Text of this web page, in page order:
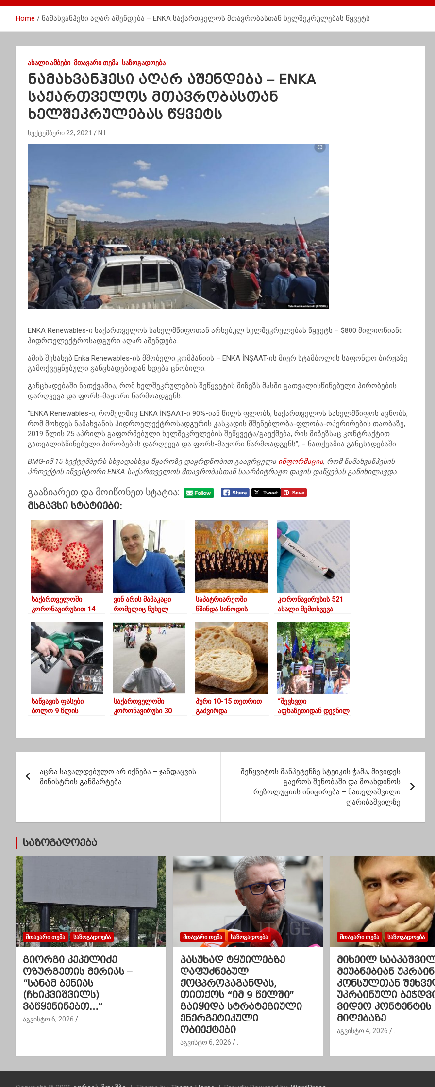
Home ნამახვანჰესი აღარ აშენდება – ENKA საქართველოს მთავრობასთან ხელშეკრულებას წყვეტს
ᲐᲮᲐᲚᲘ ᲐᲛᲑᲔᲑᲘ ᲛᲗᲐᲕᲐᲠᲘ ᲗᲔᲛᲐ ᲡᲐᲖᲝᲒᲐᲓᲝᲔᲑᲐ
ნამახვანჰესი აღარ აშენდება – ENKA
საქართველოს მთავრობასთან
ხელშეკრულებას წყვეტს
სექტემბერი 22, 2021 N.I
ENKA Renewables-ი საქართველოს სახელმწიფოთან არსებულ ხელშეკრულებას წყვეტს – $800 მილიონიანი
ჰიდროელექტროსადგური აღარ აშენდება.
ამის შესახებ Enka Renewables-ის მშობელი კომპანიის – ENKA İNŞAAT-ის მიერ სტამბოლის საფონდო ბირჟაზე
გამოქვეყნებული განცხადებიდან ხდება ცნობილი.
განცხადებაში ნათქვამია, რომ ხელშეკრულების შეწყვეტის მიზეზს მასში გათვალისწინებული პირობების
დარღვევა და ფორს-მაჟორი წარმოადგენს.
“ENKA Renewables-ი, რომელშიც ENKA İNŞAAT-ი 90%-იან წილს ფლობს, საქართველოს სახელმწიფოს აცნობს,
რომ მოხდეს ნამახვანის ჰიდროელექტროსადგურის კასკადის მშენებლობა-ფლობა-ოპერირების თაობაზე,
2019 წლის 25 აპრილს გაფორმებული ხელშეკრულების შეწყვეტა/გაუქმება, რის მიზეზსაც კონტრაქტით
გათვალისწინებული პირობების დარღვევა და ფორს-მაჟორი წარმოადგენს”, – ნათქვამია განცხადებაში.
BMG-იმ 15 სექტემბერს სხვადასხვა წყაროზე დაყრდნობით გაავრცელა ინფორმაცია, რომ ნამახვანჰესის
პროექტის ინვესტორი ENKA საქართველოს მთავრობასთან საარბიტრაჟო დავის დაწყებას განიხილავდა.
გააზიარეთ და მოიწონეთ სტატია:
Მსგავსი Სტატიები:
საქართველოში
კორონავირუსით 14
გარდაიცვალა
ვინ არის მამაკაცი
რომელიც წუხელ
ავტოსაგზაო
შემთხვევას
ემსხვერპლა
საპატრიარქოში
წმინდა სინოდის
კორონავირუსის 521
ახალი შემთხვევა
გარდაიცვალა 18
ადამიანი
საწვავის ფასები
ბოლო 9 წლის
ნიშნულზეა
საქართველოში
კორონავირუსი 30
პური 10-15 თეთრით
გაძვირდა
“შევხვდი
აფხაზეთიდან დევნილ
კოპიტნარში
ო
ტ
ი
ს
ნ
ა
ვ
ი
გ
ა
ც
ი
აცრა სავალდებულო არ იქნება – ჯანდაცვის
მინისტრის განმარტება
შეწყვიტოს მანჰეტენზე სტეიკის ჭამა, მივიდეს
გაეროს შენობაში და მოახდინოს
რეზოლუციის ინიცირება – ნათელაშვილი
ღარიბაშვილზე
საზოგადოება
ᲛᲗᲐᲕᲐᲠᲘ ᲗᲔᲛᲐ ᲡᲐᲖᲝᲒᲐᲓᲝᲔᲑᲐ
გიორგი კეკელიძე
ოზურგეთის მერიას –
“სანამ ბენიას
(ჩხიკვიშვილს)
ვაწყენინებთ…”
აგვისტო 6, 2026
ᲛᲗᲐᲕᲐᲠᲘ ᲗᲔᲛᲐ ᲡᲐᲖᲝᲒᲐᲓᲝᲔᲑᲐ
პასუხად ტყუილებზე
დაფუძნებულ
ქოცპროპაგანდას,
თითქოს “იმ 9 წელში”
გაიყიდა სტრატეგიული
ენერგეტიკული
ობიექტები
აგვისტო 6, 2026
ᲛᲗᲐᲕᲐᲠᲘ ᲗᲔᲛᲐ ᲡᲐᲖᲝᲒᲐᲓᲝᲔᲑᲐ
მიხეილ
მეუბნებიან
კონსულთან
უკრაინული
ვიდეო კონტენტის
მიღებაზე
აგვისტო 4, 2026